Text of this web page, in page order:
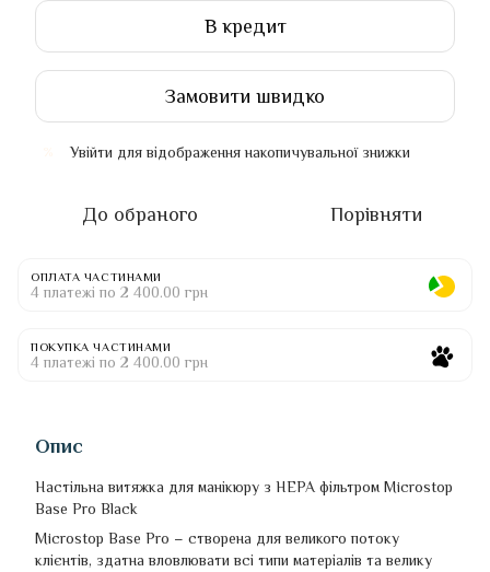
В кредит
Замовити швидко
Увійти для відображення накопичувальної знижки
До обраного Порівняти
ОПЛАТА ЧАСТИНАМИ
4 платежі по 2 400.00 грн
ПОКУПКА ЧАСТИНАМИ
4 платежі по 2 400.00 грн
Опис
Настільна витяжка для манікюру з HEPA фільтром Microstop
Base Pro Black
Microstop Base Pro – створена для великого потоку
клієнтів, здатна вловлювати всі типи матеріалів та велику